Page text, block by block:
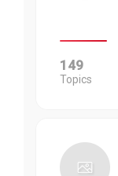
149
Topics